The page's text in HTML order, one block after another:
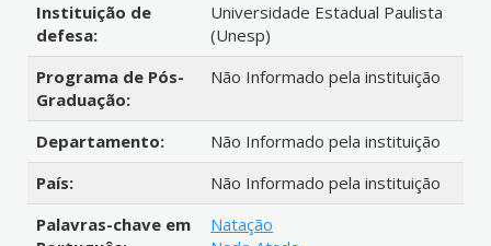
Instituição de
defesa:
Universidade Estadual Paulista
(Unesp)
Programa de Pós-
Graduação:
Não Informado pela instituição
Departamento:
Não Informado pela instituição
País:
Não Informado pela instituição
Palavras-chave em
Natação